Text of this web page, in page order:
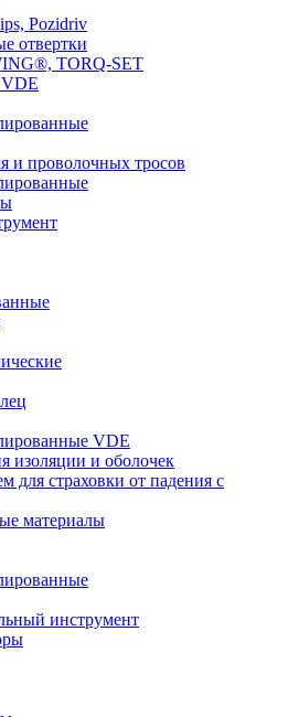
Pozidriv
отвертки
TORQ-SET
VDE
и проволочных тросов
VDE
изоляции и оболочек
для страховки от падения с
материалы
инструмент